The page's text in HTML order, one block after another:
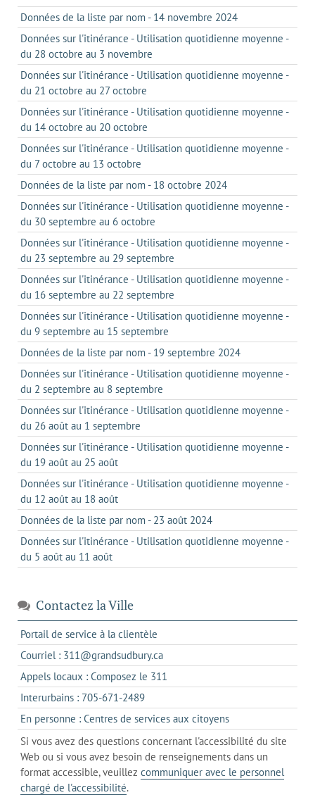
Données de la liste par nom - 14 novembre 2024
Données sur l'itinérance - Utilisation quotidienne moyenne -
du 28 octobre au 3 novembre
Données sur l'itinérance - Utilisation quotidienne moyenne -
du 21 octobre au 27 octobre
Données sur l'itinérance - Utilisation quotidienne moyenne -
du 14 octobre au 20 octobre
Données sur l'itinérance - Utilisation quotidienne moyenne -
du 7 octobre au 13 octobre
Données de la liste par nom - 18 octobre 2024
Données sur l'itinérance - Utilisation quotidienne moyenne -
du 30 septembre au 6 octobre
Données sur l'itinérance - Utilisation quotidienne moyenne -
du 23 septembre au 29 septembre
Données sur l'itinérance - Utilisation quotidienne moyenne -
du 16 septembre au 22 septembre
Données sur l'itinérance - Utilisation quotidienne moyenne -
du 9 septembre au 15 septembre
Données de la liste par nom - 19 septembre 2024
Données sur l'itinérance - Utilisation quotidienne moyenne -
du 2 septembre au 8 septembre
Données sur l'itinérance - Utilisation quotidienne moyenne -
du 26 août au 1 septembre
Données sur l'itinérance - Utilisation quotidienne moyenne -
du 19 août au 25 août
Données sur l'itinérance - Utilisation quotidienne moyenne -
du 12 août au 18 août
Données de la liste par nom - 23 août 2024
Données sur l'itinérance - Utilisation quotidienne moyenne -
du 5 août au 11 août
Contactez la Ville
Portail de service à la clientèle
dans
un
nouvel
Courriel : 311@grandsudbury.cas'ouvre
dans
votre
de
messagerie
Appels locaux : Composez le 311
dans
un
client
de
votre
téléphone
Interurbains : 705-671-2489s'ouvre
dans
un
client
de
votre
En personne : Centres de services aux citoyenss'ouvre
dans
l'onglet
actuel
Si vous avez des questions concernant l'accessibilité du site
Web ou si vous avez besoin de renseignements dans un
format accessible, veuillez communiquer avec le personnel
chargé de l'accessibilité.